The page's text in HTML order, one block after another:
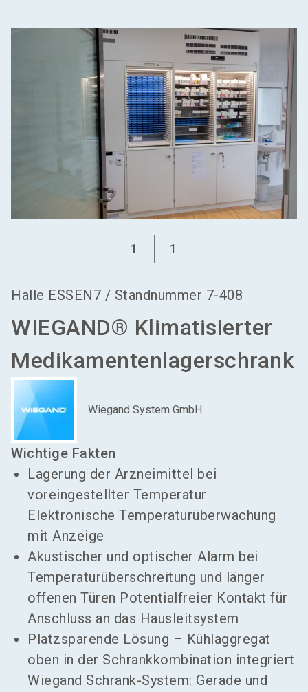
search
1 1
Halle ESSEN7 / Standnummer 7-408
WIEGAND® Klimatisierter
Medikamentenlagerschrank
Wiegand System GmbH
Wichtige Fakten
Lagerung der Arzneimittel bei
voreingestellter Temperatur
Elektronische Temperaturüberwachung
mit Anzeige
Akustischer und optischer Alarm bei
Temperaturüberschreitung und länger
offenen Türen Potentialfreier Kontakt für
Anschluss an das Hausleitsystem
Platzsparende Lösung – Kühlaggregat
oben in der Schrankkombination integriert
Wiegand Schrank-System: Gerade und